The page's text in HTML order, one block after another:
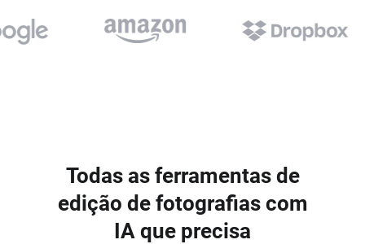
Todas as ferramentas de
edição de fotografias com
IA que precisa